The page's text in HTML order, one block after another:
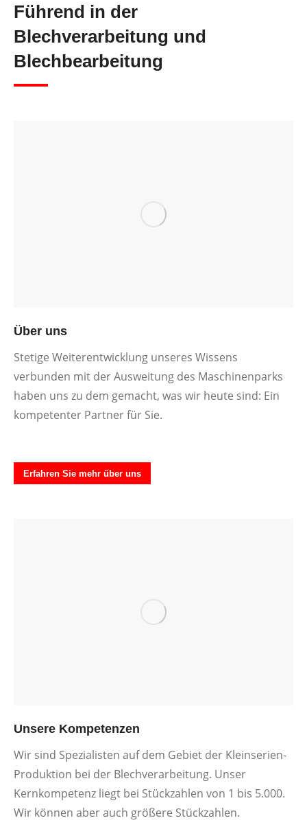
Führend in der
Blechverarbeitung und
Blechbearbeitung
Über uns
Stetige Weiterentwicklung unseres Wissens
verbunden mit der Ausweitung des Maschinenparks
haben uns zu dem gemacht, was wir heute sind: Ein
kompetenter Partner für Sie.
Erfahren Sie mehr über uns
Unsere Kompetenzen
Wir sind Spezialisten auf dem Gebiet der Kleinserien-
Produktion bei der Blechverarbeitung. Unser
Kernkompetenz liegt bei Stückzahlen von 1 bis 5.000.
Wir können aber auch größere Stückzahlen.